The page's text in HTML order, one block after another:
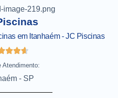
em Itanhaém - JC Piscinas
Atendimento:
- SP